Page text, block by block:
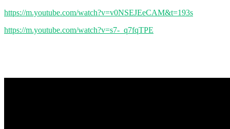
https://m.youtube.com/watch?v=v0NSEJEeCAM&t=193s
https://m.youtube.com/watch?v=s7-_q7fqTPE